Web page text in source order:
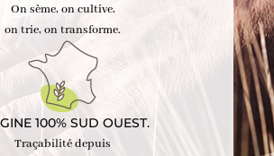
On sème, on cultive,
on trie, on transforme.
100% SUD OUEST.
Traçabilité depuis